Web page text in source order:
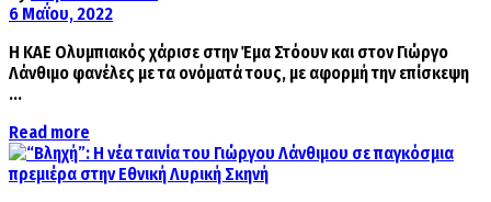
6 Μαΐου, 2022
Η ΚΑΕ Ολυμπιακός χάρισε στην Έμα Στόουν και στον Γιώργο
Λάνθιμο φανέλες με τα ονόματά τους, με αφορμή την επίσκεψη
...
Read more